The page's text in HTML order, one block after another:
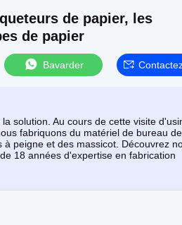
de papier, les
de papier
Bavarder
solution. Au cours de cette visite
fabriquons du matériel de bureau de
peigne et des massicot. Découvrez
18 années d'expertise en fabrication